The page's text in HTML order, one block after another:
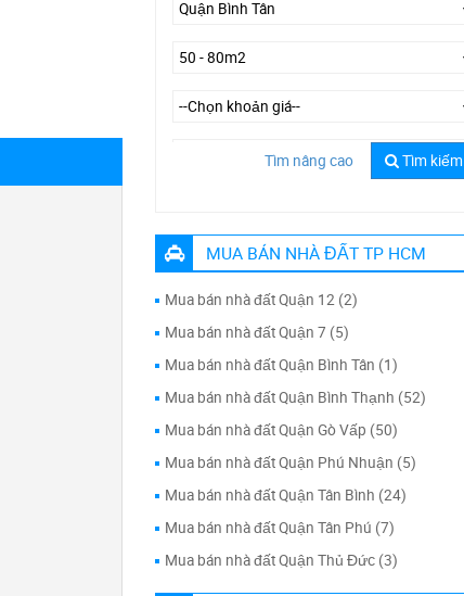
Tìm nâng cao Tìm kiếm
MUA BÁN NHÀ ĐẤT TP HCM
Mua bán nhà đất Quận 12 (2)
Mua bán nhà đất Quận 7 (5)
Mua bán nhà đất Quận Bình Tân (1)
Mua bán nhà đất Quận Bình Thạnh (52)
Mua bán nhà đất Quận Gò Vấp (50)
Mua bán nhà đất Quận Phú Nhuận (5)
Mua bán nhà đất Quận Tân Bình (24)
Mua bán nhà đất Quận Tân Phú (7)
Mua bán nhà đất Quận Thủ Đức (3)